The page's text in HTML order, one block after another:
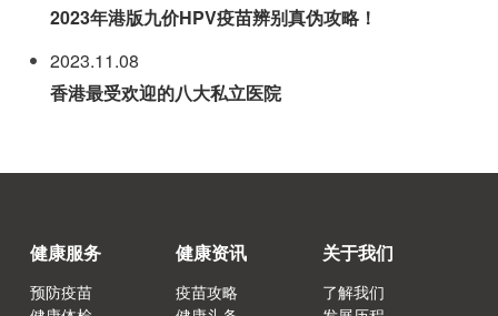
2023年港版九价HPV疫苗辨别真伪攻略！
2023.11.08
香港最受欢迎的八大私立医院
健康服务
预防疫苗
健康资讯
疫苗攻略
关于我们
了解我们